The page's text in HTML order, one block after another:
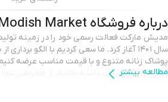
درباره فروشگاه Market
مدیش مارکت فعالت رسمی خود را در زمینه
سال ۱۴۰۱ آغاز کرد. ما سعی کردیم با الگو
پوشاک زنانه متنوع و با قیمت مناسب عرضه
این زمینه پیشرفت داشته باشیم. از همراهی شما
مطالعه بیشتر